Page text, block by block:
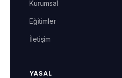
Kurumsal
Eğitimler
İletişim
YASAL